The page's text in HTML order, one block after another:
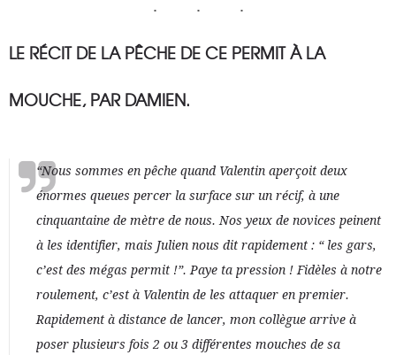
LE RÉCIT DE LA PÊCHE DE CE PERMIT À LA
MOUCHE, PAR DAMIEN.
“Nous sommes en pêche quand Valentin aperçoit deux
énormes queues percer la surface sur un récif, à une
cinquantaine de mètre de nous. Nos yeux de novices peinent
à les identifier, mais Julien nous dit rapidement : “ les gars,
c’est des mégas permit !”. Paye ta pression ! Fidèles à notre
roulement, c’est à Valentin de les attaquer en premier.
Rapidement à distance de lancer, mon collègue arrive à
poser plusieurs fois 2 ou 3 différentes mouches de sa